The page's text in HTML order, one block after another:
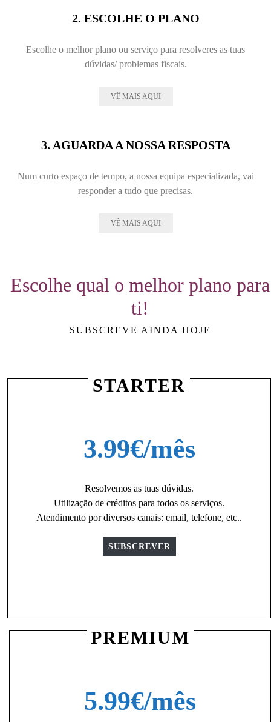
2. ESCOLHE O PLANO
Escolhe o melhor plano ou serviço para resolveres as tuas
dúvidas/ problemas fiscais.
VÊ MAIS AQUI
3. AGUARDA A NOSSA RESPOSTA
Num curto espaço de tempo, a nossa equipa especializada, vai
responder a tudo que precisas.
VÊ MAIS AQUI
Escolhe qual o melhor plano para
ti!
SUBSCREVE AINDA HOJE
STARTER
3.99€/mês
Resolvemos as tuas dúvidas.
Utilização de créditos para todos os serviços.
Atendimento por diversos canais: email, telefone, etc..
SUBSCREVER
PREMIUM
5.99€/mês